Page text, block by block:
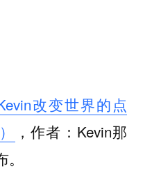
改变世界的点
，作者：Kevin那